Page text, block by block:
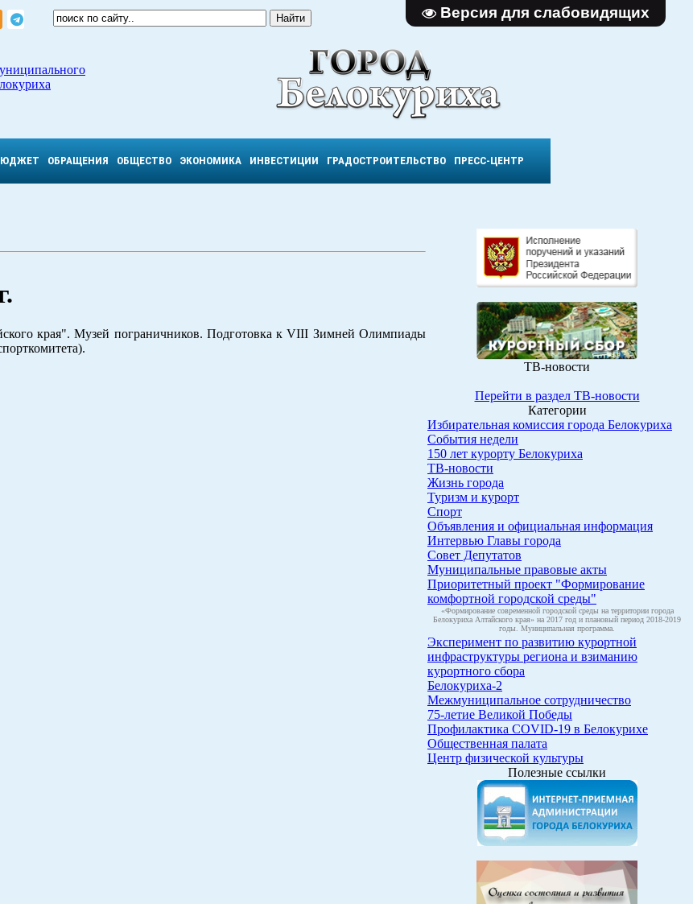
Версия для слабовидящих
ОБРАЩЕНИЯ ОБЩЕСТВО ЭКОНОМИКА ИНВЕСТИЦИИ ГРАДОСТРОИТЕЛЬСТВО ПРЕСС-ЦЕНТР
края". Музей пограничников. Подготовка к VIII Зимней Олимпиады
ТВ-новости
Перейти в раздел ТВ-новости
Категории
Избирательная комиссия города Белокуриха
События недели
150 лет курорту Белокуриха
ТВ-новости
Жизнь города
Туризм и курорт
Спорт
Объявления и официальная информация
Интервью Главы города
Совет Депутатов
Муниципальные правовые акты
Приоритетный проект "Формирование
комфортной городской среды"
«Формирование современной городской среды на территории города
Белокуриха Алтайского края» на 2017 год и плановый период 2018-2019
годы. Муниципальная программа.
Эксперимент по развитию курортной
инфраструктуры региона и взиманию
курортного сбора
Белокуриха-2
Межмуниципальное сотрудничество
75-летие Великой Победы
Профилактика COVID-19 в Белокурихе
Общественная палата
Центр физической культуры
Полезные ссылки